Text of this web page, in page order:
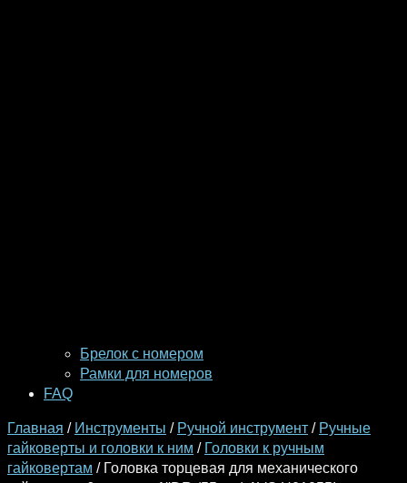
Брелок с номером
Рамки для номеров
FAQ
Главная / Инструменты / Ручной инструмент / Ручные
гайковерты и головки к ним / Головки к ручным
гайковертам / Головка торцевая для механического